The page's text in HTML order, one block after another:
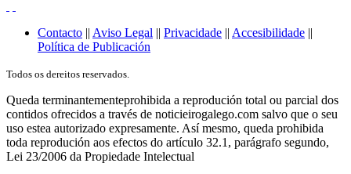
Contacto || Aviso Legal || Privacidade || Accesibilidade ||
Política de Publicación
Todos os dereitos reservados.
Queda terminantementeprohibida a reprodución total ou parcial dos
contidos ofrecidos a través de noticieirogalego.com salvo que o seu
uso estea autorizado expresamente. Así mesmo, queda prohibida
toda reprodución aos efectos do artículo 32.1, parágrafo segundo,
Lei 23/2006 da Propiedade Intelectual